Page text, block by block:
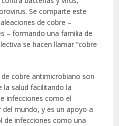
Se comparte este
de cobre –
– formando una familia de
se hacen llamar “cobre
cobre antimicrobiano son
la salud facilitando la
infecciones como el
mundo, y es un apoyo a
de infecciones como una